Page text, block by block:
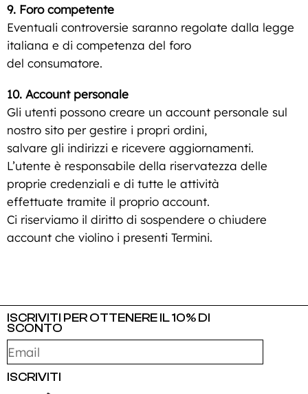
9. Foro competente
Eventuali controversie saranno regolate dalla legge
italiana e di competenza del foro
del consumatore.
10. Account personale
Gli utenti possono creare un account personale sul
nostro sito per gestire i propri ordini,
salvare gli indirizzi e ricevere aggiornamenti.
L’utente è responsabile della riservatezza delle
proprie credenziali e di tutte le attività
effettuate tramite il proprio account.
Ci riserviamo il diritto di sospendere o chiudere
account che violino i presenti Termini.
ISCRIVITI PER OTTENERE IL 10% DI
SCONTO